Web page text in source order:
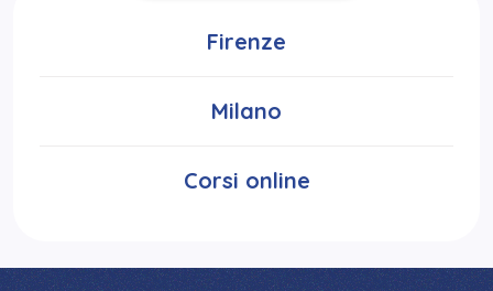
Firenze
Milano
Corsi online